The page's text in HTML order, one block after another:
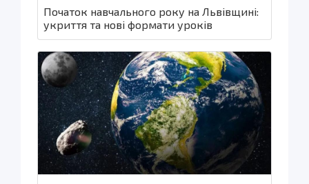
Початок навчального року на Львівщині:
укриття та нові формати уроків